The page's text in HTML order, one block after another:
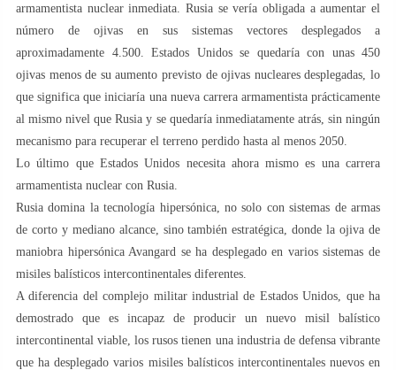
armamentista nuclear inmediata. Rusia se vería obligada a aumentar el
número de ojivas en sus sistemas vectores desplegados a
aproximadamente 4.500. Estados Unidos se quedaría con unas 450
ojivas menos de su aumento previsto de ojivas nucleares desplegadas, lo
que significa que iniciaría una nueva carrera armamentista prácticamente
al mismo nivel que Rusia y se quedaría inmediatamente atrás, sin ningún
mecanismo para recuperar el terreno perdido hasta al menos 2050.
Lo último que Estados Unidos necesita ahora mismo es una carrera
armamentista nuclear con Rusia.
Rusia domina la tecnología hipersónica, no solo con sistemas de armas
de corto y mediano alcance, sino también estratégica, donde la ojiva de
maniobra hipersónica Avangard se ha desplegado en varios sistemas de
misiles balísticos intercontinentales diferentes.
A diferencia del complejo militar industrial de Estados Unidos, que ha
demostrado que es incapaz de producir un nuevo misil balístico
intercontinental viable, los rusos tienen una industria de defensa vibrante
que ha desplegado varios misiles balísticos intercontinentales nuevos en